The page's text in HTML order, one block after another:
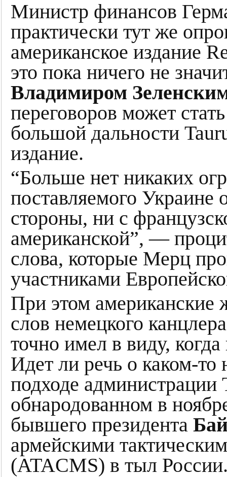
Министр финансов
практически тут же
американское издание
это пока ничего не
Владимиром
переговоров может
большой дальности
издание.
“Больше нет никаких
поставляемого
стороны, ни с
американской”, —
слова, которые Мерц
участниками
При этом американские
слов немецкого
точно имел в виду,
Идет ли речь о каком-
подходе
обнародованном в
бывшего президента
армейскими
(ATACMS) в тыл